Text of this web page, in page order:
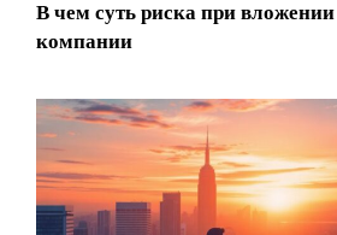
В чем суть риска при
компании